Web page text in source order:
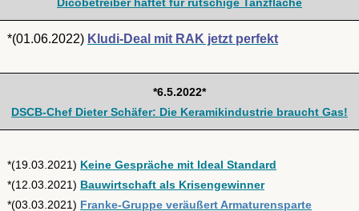
*(01.06.2022) Kludi-Deal mit RAK jetzt perfekt
*6.5.2022*
DSCB-Chef Dieter Schäfer: Die Keramikindustrie braucht Gas!
*(19.03.2021) Keine Gespräche mit Ideal Standard
*(12.03.2021) Bauwirtschaft als Krisengewinner
*(03.03.2021) Franke-Gruppe veräußert Armaturensparte